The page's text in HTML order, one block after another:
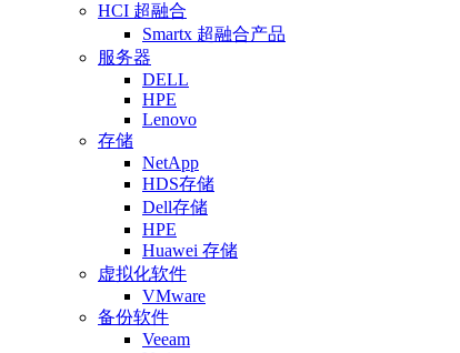
HCI 超融合
Smartx 超融合产品
服务器
DELL
HPE
Lenovo
存储
NetApp
HDS存储
Dell存储
HPE
Huawei 存储
虚拟化软件
VMware
备份软件
Veeam